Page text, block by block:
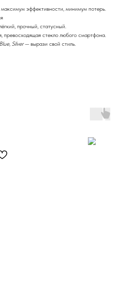
эффективности, минимум потерь.
прочный, статусный.
превосходящая стекло любого смартфона.
, Silver— вырази свой стиль.